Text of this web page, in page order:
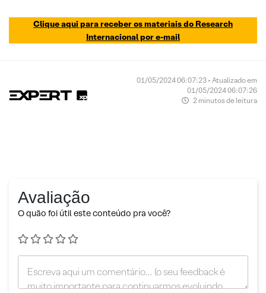
Clique aqui para receber os materiais do Research
Internacional por e-mail
01/05/2024 06:07:23 • Atualizado em
01/05/2024 06:07:26
2 minutos de leitura
Avaliação
O quão foi útil este conteúdo pra você?